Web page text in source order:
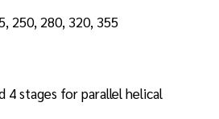
250, 280, 320, 355
4 stages for parallel helical